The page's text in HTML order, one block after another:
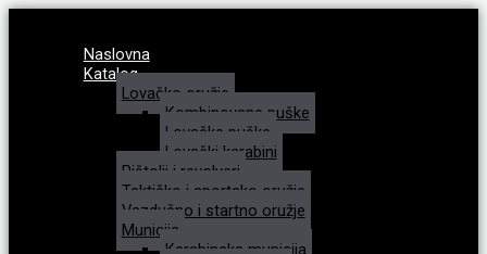
Naslovna
Katalog
Lovačko oružje
Kombinovane puške
Lovačke puške
Lovački karabini
Pištolji i revolveri
Taktičko i sportsko oružje
Vazdušno i startno oružje
Municija
Karabinska municija